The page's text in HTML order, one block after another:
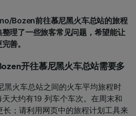
Bozen前往慕尼黑火车总站的旅程
理了一些旅客常见问题，希望能让
善。
开往慕尼黑火车总站需要多
火车总站之间的火车平均旅程时
大约有19 列车个车次。在周末和
长；请利用网页中的旅程计划工具来